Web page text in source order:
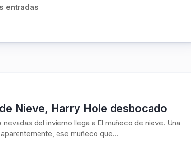
entradas
Nieve, Harry Hole desbocado
nevadas del invierno llega a El muñeco de nieve. Una
ese muñeco que...